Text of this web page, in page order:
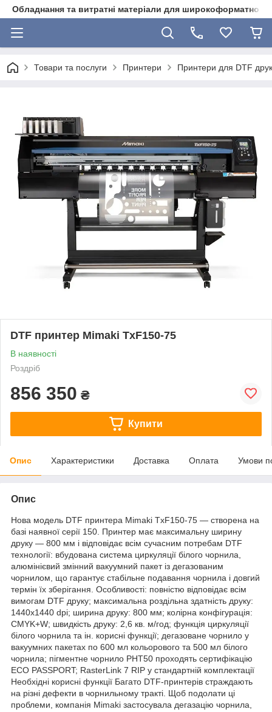
Обладнання та витратні матеріали для широкоформатного
Товари та послуги Принтери Принтери для DTF
DTF принтер Mimaki TxF150-75
В наявності
Роздріб
856 350 ₴
Купити
Опис Характеристики Доставка Оплата Умови
Опис
Нова модель DTF принтера Mimaki TxF150-75 — створена на
базі наявної серії 150. Принтер має максимальну ширину
друку — 800 мм і відповідає всім сучасним потребам DTF
технології: вбудована система циркуляції білого чорнила,
алюмінієвий змінний вакуумний пакет із дегазованим
чорнилом, що гарантує стабільне подавання чорнила і довгий
термін їх зберігання. Особливості: повністю відповідає всім
вимогам DTF друку; максимальна роздільна здатність друку:
1440х1440 dpi; ширина друку: 800 мм; колірна конфігурація:
CMYK+W; швидкість друку: 2,6 кв. м/год; функція циркуляції
білого чорнила та ін. корисні функції; дегазоване чорнило у
вакуумних пакетах по 600 мл кольорового та 500 мл білого
чорнила; пігментне чорнило PHT50 проходять сертифікацію
ECO PASSPORT; RasterLink 7 RIP у стандартній комплектації
Необхідні корисні функції Багато DTF-принтерів страждають
на різні дефекти в чорнильному тракті. Щоб подолати ці
проблеми, компанія Mimaki застосувала дегазацію чорнила,